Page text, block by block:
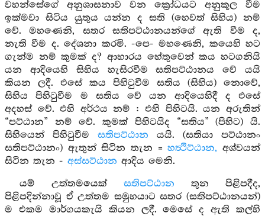
වහන්සේගේ අනුශාසනාව වන ක්‍රෝධයට අනුකූල වීම
ඉක්මවා සිටිය යුතුය යන්න ද සති (හෙවත් සිහිය) නම්
වේ. මහණෙනි, සතර සතිපට්ඨානයන්ගේ ඇති වීම ද,
නැති වීම ද. දේශනා කරමි. -පෙ- මහණෙනි, කයෙහි හට
ගැන්ම නම් කුමක් ද? ආහාරය හේතුවෙන් කය හටගනියි
යන ආදියෙහි සිහිය හැසිරවීම සතිපට්ඨානය වේ යයි
කියන ලදී. එසේ කය පිහිටුවීම සතිය (සිහිය) නොවේ,
සිහිය පිහිටුවීම ම සතිය වේ යන ආදියෙහිදී ද එසේ
අදහස් වේ. එහි අර්ථය නම් : එහි පිහිටයි. යන අරුතින්
“පට්ඨාන” නම් වේ. කුමක් පිහිටයිද “සතිය” (පිහිට) යි.
සිහියෙන් පිහිටුවීම සතිපට්ඨාන යයි. (සතියා පට්ඨානං
සතිපට්ඨානං) ඇතුන් සිටින තැන =හත්‍ථිට්ඨාන, අශ්වයන්
සිටින තැන - අස්සට්ඨාන ආදිය මෙනි.
යම් උත්තමයෙක් සතිපට්ඨාන තුන පිළිපදීද,
පිළිපදින්නාවූ ඒ උත්තම සමුහයාට සතර (සතිපට්ඨානයන්)
ම එකම මාර්ගයකැයි කියන ලදී. මෙසේ ද ඇති කල්හි